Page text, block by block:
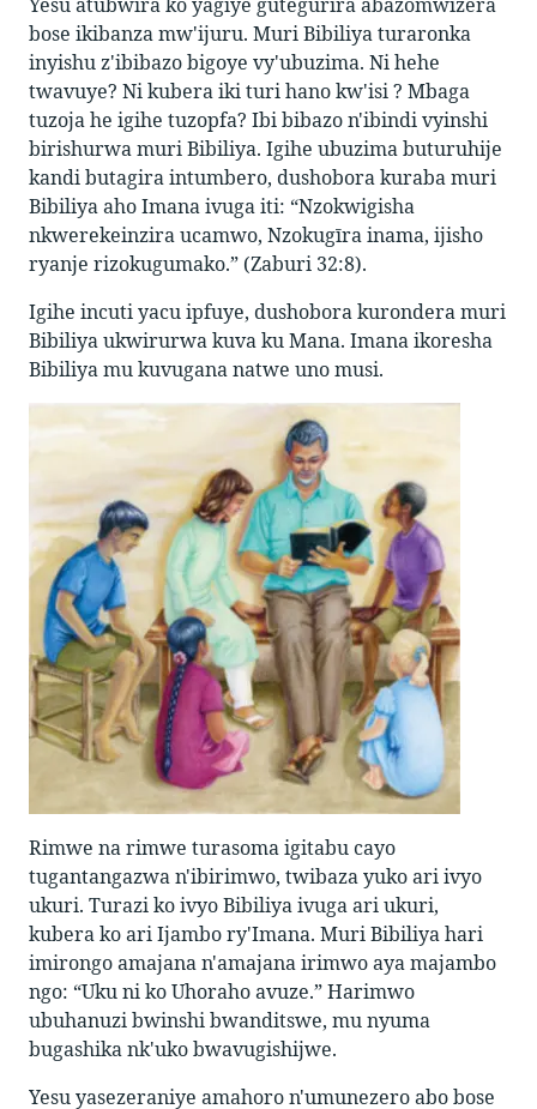
Yesu atubwira ko yagiye gutegurira abazomwizera
bose ikibanza mw'ijuru. Muri Bibiliya turaronka
inyishu z'ibibazo bigoye vy'ubuzima. Ni hehe
twavuye? Ni kubera iki turi hano kw'isi ? Mbaga
tuzoja he igihe tuzopfa? Ibi bibazo n'ibindi vyinshi
birishurwa muri Bibiliya. Igihe ubuzima buturuhije
kandi butagira intumbero, dushobora kuraba muri
Bibiliya aho Imana ivuga iti: “Nzokwigisha
nkwerekeinzira ucamwo, Nzokugīra inama, ijisho
ryanje rizokugumako.” (Zaburi 32:8).
Igihe incuti yacu ipfuye, dushobora kurondera muri
Bibiliya ukwirurwa kuva ku Mana. Imana ikoresha
Bibiliya mu kuvugana natwe uno musi.
Rimwe na rimwe turasoma igitabu cayo
tugantangazwa n'ibirimwo, twibaza yuko ari ivyo
ukuri. Turazi ko ivyo Bibiliya ivuga ari ukuri,
kubera ko ari Ijambo ry'Imana. Muri Bibiliya hari
imirongo amajana n'amajana irimwo aya majambo
ngo: “Uku ni ko Uhoraho avuze.” Harimwo
ubuhanuzi bwinshi bwanditswe, mu nyuma
bugashika nk'uko bwavugishijwe.
Yesu yasezeraniye amahoro n'umunezero abo bose